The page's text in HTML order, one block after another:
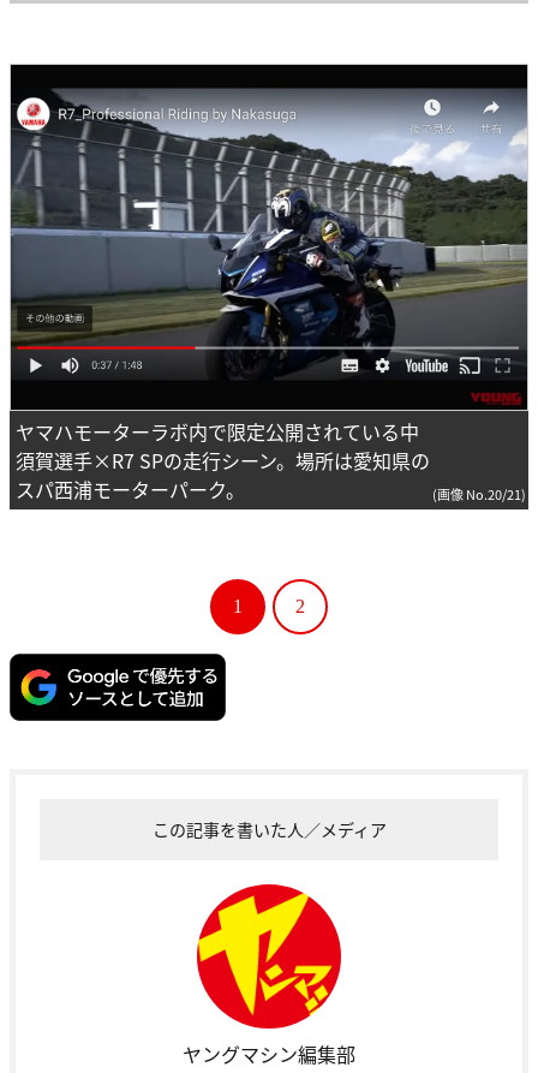
ヤマハモーターラボ内で限定公開されている中
須賀選手×R7 SPの走行シーン。場所は愛知県の
スパ西浦モーターパーク。
(画像 No.20/21)
1 2
この記事を書いた人／メディア
ヤングマシン編集部